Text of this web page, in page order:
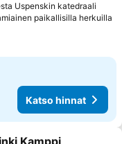
Uspenskin katedraali
paikallisilla herkuilla
Katso hinnat
Kamppi